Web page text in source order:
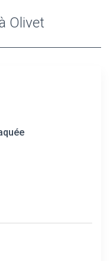
Olivet